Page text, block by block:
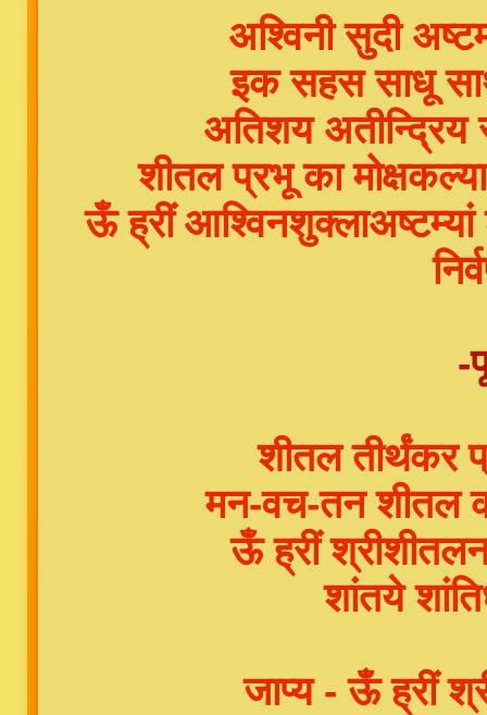
अश्विनी सुदी
इक सहस साधू
अतिशय अतीन्द्रिय
शीतल प्रभू का
ऊँ ह्रीं आश्विनशुक्लाअष्टम्यां
-
शीतल तीर्थंकर
मन-वच-तन शीतल
ऊँ ह्रीं
शांतये
जाप्य - ऊँ ह्रीं